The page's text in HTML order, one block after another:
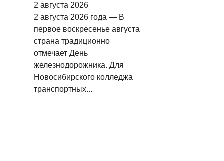
2 августа 2026
2 августа 2026 года — В
первое воскресенье августа
страна традиционно
отмечает День
железнодорожника. Для
Новосибирского колледжа
транспортных...